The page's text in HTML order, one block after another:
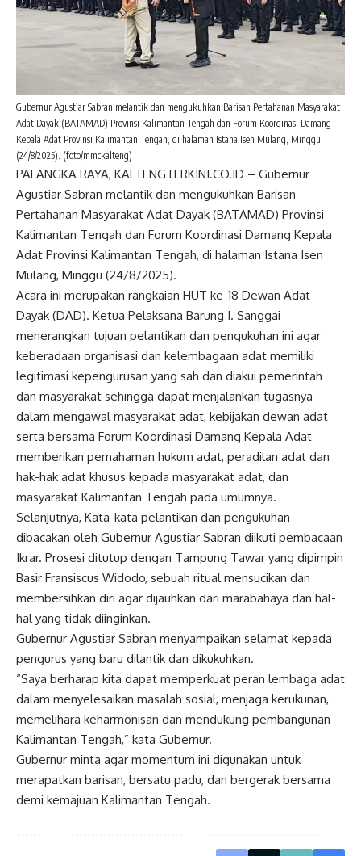
Gubernur Agustiar Sabran melantik dan mengukuhkan Barisan Pertahanan Masyarakat
Adat Dayak (BATAMAD) Provinsi Kalimantan Tengah dan Forum Koordinasi Damang
Kepala Adat Provinsi Kalimantan Tengah, di halaman Istana Isen Mulang, Minggu
(24/8/2025). (foto/mmckalteng)
PALANGKA RAYA, KALTENGTERKINI.CO.ID – Gubernur
Agustiar Sabran melantik dan mengukuhkan Barisan
Pertahanan Masyarakat Adat Dayak (BATAMAD) Provinsi
Kalimantan Tengah dan Forum Koordinasi Damang Kepala
Adat Provinsi Kalimantan Tengah, di halaman Istana Isen
Mulang, Minggu (24/8/2025).
Acara ini merupakan rangkaian HUT ke-18 Dewan Adat
Dayak (DAD). Ketua Pelaksana Barung I. Sanggai
menerangkan tujuan pelantikan dan pengukuhan ini agar
keberadaan organisasi dan kelembagaan adat memiliki
legitimasi kepengurusan yang sah dan diakui pemerintah
dan masyarakat sehingga dapat menjalankan tugasnya
dalam mengawal masyarakat adat, kebijakan dewan adat
serta bersama Forum Koordinasi Damang Kepala Adat
memberikan pemahaman hukum adat, peradilan adat dan
hak-hak adat khusus kepada masyarakat adat, dan
masyarakat Kalimantan Tengah pada umumnya.
Selanjutnya, Kata-kata pelantikan dan pengukuhan
dibacakan oleh Gubernur Agustiar Sabran diikuti pembacaan
Ikrar. Prosesi ditutup dengan Tampung Tawar yang dipimpin
Basir Fransiscus Widodo, sebuah ritual mensucikan dan
membersihkan diri agar dijauhkan dari marabahaya dan hal-
hal yang tidak diinginkan.
Gubernur Agustiar Sabran menyampaikan selamat kepada
pengurus yang baru dilantik dan dikukuhkan.
“Saya berharap kita dapat memperkuat peran lembaga adat
dalam menyelesaikan masalah sosial, menjaga kerukunan,
memelihara keharmonisan dan mendukung pembangunan
Kalimantan Tengah,” kata Gubernur.
Gubernur minta agar momentum ini digunakan untuk
merapatkan barisan, bersatu padu, dan bergerak bersama
demi kemajuan Kalimantan Tengah.